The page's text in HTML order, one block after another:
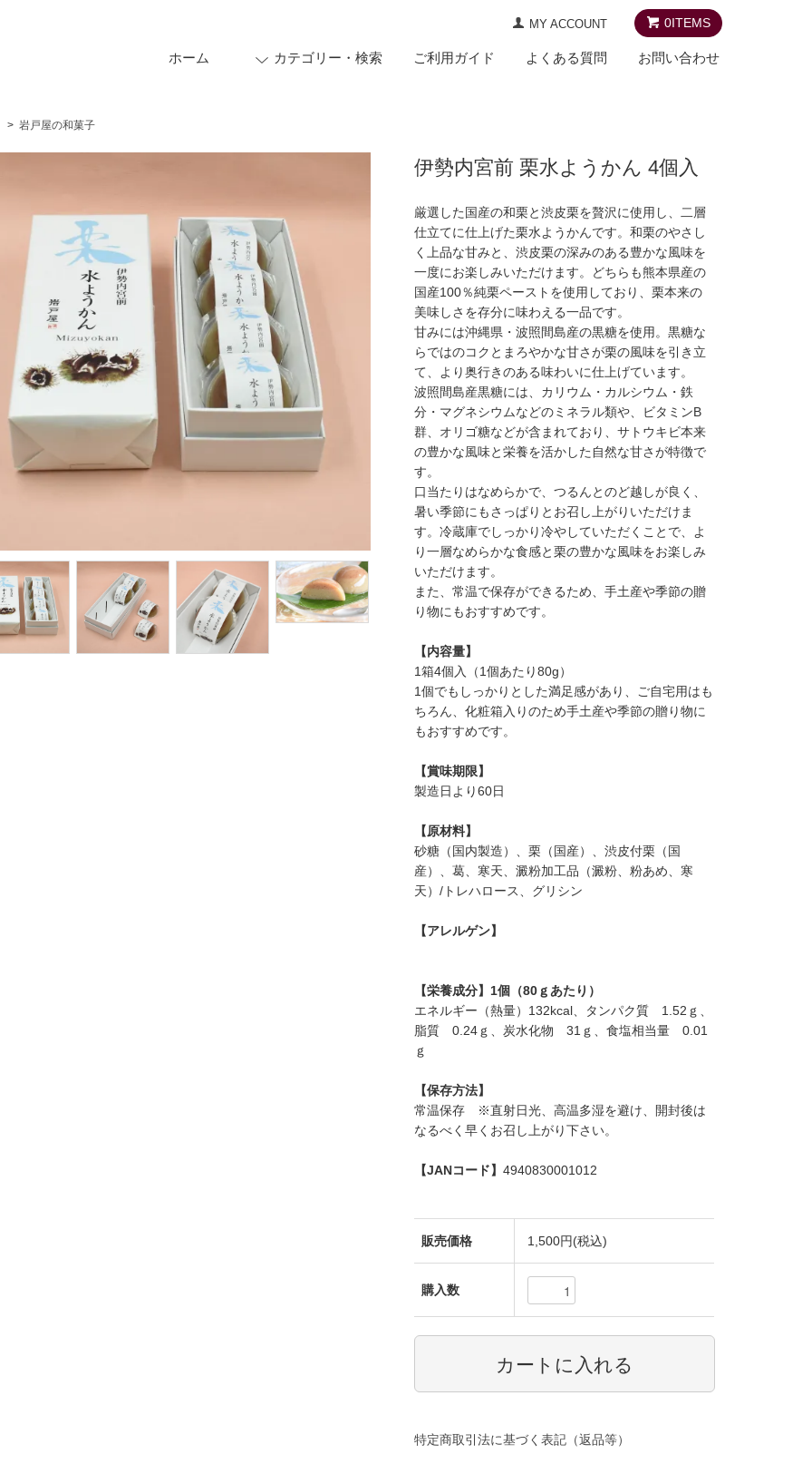
0ITEMS
MY ACCOUNT
ホーム カテゴリー・検索 ご利用ガイド よくある質問 お問い合わせ
> 岩戸屋の和菓子
伊勢内宮前 栗水ようかん 4個入
厳選した国産の和栗と渋皮栗を贅沢に使用し、二層
仕立てに仕上げた栗水ようかんです。和栗のやさし
く上品な甘みと、渋皮栗の深みのある豊かな風味を
一度にお楽しみいただけます。どちらも熊本県産の
国産100％純栗ペーストを使用しており、栗本来の
美味しさを存分に味わえる一品です。
甘みには沖縄県・波照間島産の黒糖を使用。黒糖な
らではのコクとまろやかな甘さが栗の風味を引き立
て、より奥行きのある味わいに仕上げています。
波照間島産黒糖には、カリウム・カルシウム・鉄
分・マグネシウムなどのミネラル類や、ビタミンB
群、オリゴ糖などが含まれており、サトウキビ本来
の豊かな風味と栄養を活かした自然な甘さが特徴で
す。
口当たりはなめらかで、つるんとのど越しが良く、
暑い季節にもさっぱりとお召し上がりいただけま
す。冷蔵庫でしっかり冷やしていただくことで、よ
り一層なめらかな食感と栗の豊かな風味をお楽しみ
いただけます。
また、常温で保存ができるため、手土産や季節の贈
り物にもおすすめです。
【内容量】
1箱4個入（1個あたり80g）
1個でもしっかりとした満足感があり、ご自宅用はも
ちろん、化粧箱入りのため手土産や季節の贈り物に
もおすすめです。
【賞味期限】
製造日より60日
【原材料】
砂糖（国内製造）、栗（国産）、渋皮付栗（国
産）、葛、寒天、澱粉加工品（澱粉、粉あめ、寒
天）/トレハロース、グリシン
【アレルゲン】
【栄養成分】1個（80ｇあたり）
エネルギー（熱量）132kcal、タンパク質 1.52ｇ、
脂質 0.24ｇ、炭水化物 31ｇ、食塩相当量 0.01
ｇ
【保存方法】
常温保存 ※直射日光、高温多湿を避け、開封後は
なるべく早くお召し上がり下さい。
【JANコード】4940830001012
販売価格 1,500円(税込)
購入数
特定商取引法に基づく表記（返品等）